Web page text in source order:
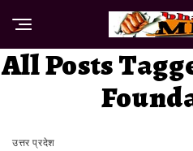
All Posts
उत्तर प्रदेश